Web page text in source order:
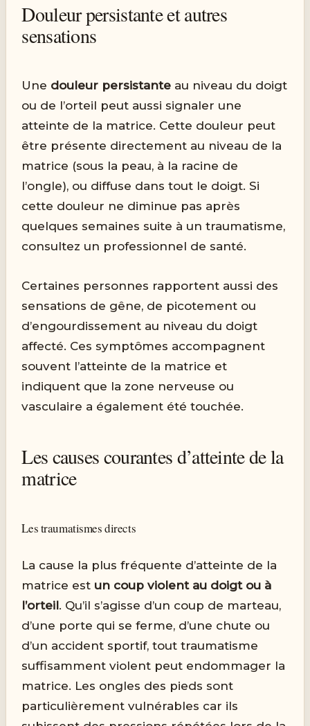
Douleur persistante et autres
sensations
Une douleur persistante au niveau du doigt
ou de l’orteil peut aussi signaler une
atteinte de la matrice. Cette douleur peut
être présente directement au niveau de la
matrice (sous la peau, à la racine de
l’ongle), ou diffuse dans tout le doigt. Si
cette douleur ne diminue pas après
quelques semaines suite à un traumatisme,
consultez un professionnel de santé.
Certaines personnes rapportent aussi des
sensations de gêne, de picotement ou
d’engourdissement au niveau du doigt
affecté. Ces symptômes accompagnent
souvent l’atteinte de la matrice et
indiquent que la zone nerveuse ou
vasculaire a également été touchée.
Les causes courantes d’atteinte de la
matrice
Les traumatismes directs
La cause la plus fréquente d’atteinte de la
matrice est un coup violent au doigt ou à
l’orteil. Qu’il s’agisse d’un coup de marteau,
d’une porte qui se ferme, d’une chute ou
d’un accident sportif, tout traumatisme
suffisamment violent peut endommager la
matrice. Les ongles des pieds sont
particulièrement vulnérables car ils